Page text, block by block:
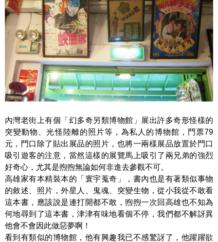
內灣老街上有個「幻多奇另類博物館」展出許多奇形怪樣的
突變動物、光怪陸離的照片等，為私人的博物館，門票79
元，門口除了貼出展品的照片，也將一兩樣展品放置於門口
吸引遊客的注意，當然這樣的展覽馬上吸引了兩兄弟的強烈
好奇心，尤其是煦煦無論如何非進去參觀不可。
高雄家有本精裝本的「寰宇蒐奇」，書內也是有著類似事物
的敘述、照片，外星人、鬼魂、突變生物，從小我從不敢看
這本書，應該說是連打開都不敢，煦煦一次回高雄也不知為
何地尋到了這本書，津津有味地看個不停，我們都不解訝異
他會不會因此做惡夢啊！
看到有類似的博物館，他有興趣我已不感驚訝了，他躍躍欲